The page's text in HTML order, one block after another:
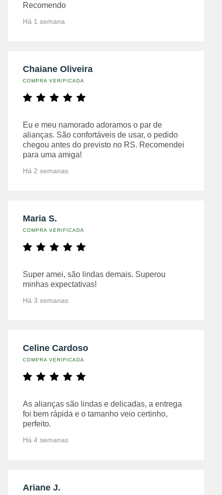
Recomendo
Há 1 semana
Chaiane Oliveira
COMPRA VERIFICADA
Eu e meu namorado adoramos o par de
alianças. São confortáveis de usar, o pedido
chegou antes do previsto no RS. Recomendei
para uma amiga!
Há 2 semanas
Maria S.
COMPRA VERIFICADA
Super amei, são lindas demais. Superou
minhas expectativas!
Há 3 semanas
Celine Cardoso
COMPRA VERIFICADA
As alianças são lindas e delicadas, a entrega
foi bem rápida e o tamanho veio certinho,
perfeito.
Há 4 semanas
Ariane J.